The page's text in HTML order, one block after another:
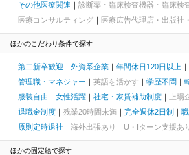
その他医療関連
診断薬・臨床検査機器・臨床検
医療コンサルティング
医療広告代理店・出版社
ほかのこだわり条件で探す
第二新卒歓迎 外資系企業 年間休日120日以上
管理職・マネジャー
英語を活かす 学歴不問
服装自由
女性活躍 社宅・家賃補助制度 上場
退職金制度
残業20時間未満 完全週休2日制
原則定時退社
海外出張あり U・Iターン支援あり
ほかの固定給で探す